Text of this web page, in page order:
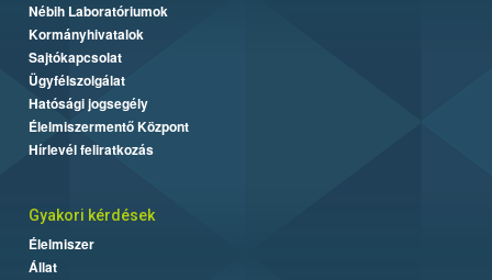
Nébih Laboratóriumok
Kormányhivatalok
Sajtókapcsolat
Ügyfélszolgálat
Hatósági jogsegély
Élelmiszermentő Központ
Hírlevél feliratkozás
Gyakori kérdések
Élelmiszer
Állat